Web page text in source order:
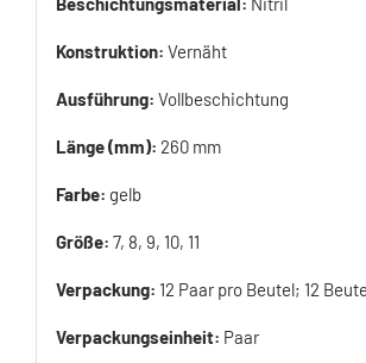
Konstruktion: Vernäht
Ausführung: Vollbeschichtung
Länge (mm): 260 mm
Farbe: gelb
Größe: 7, 8, 9, 10, 11
Verpackung: 12 Paar pro Beutel; 12
Verpackungseinheit: Paar